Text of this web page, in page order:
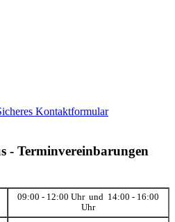
Kontaktformular
- Terminvereinbarungen
09:00 - 12:00 Uhr und 14:00 - 16:00
Uhr